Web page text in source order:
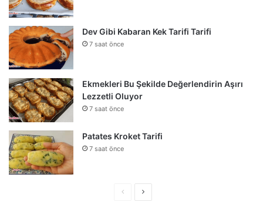
Dev Gibi Kabaran Kek Tarifi Tarifi
7 saat önce
Ekmekleri Bu Şekilde Değerlendirin Aşırı
Lezzetli Oluyor
7 saat önce
Patates Kroket Tarifi
7 saat önce
ÖncekiSonraki